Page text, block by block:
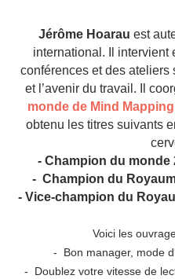
Jérôme Hoarau est
international. Il intervient
conférences et des ateliers
et l’avenir du travail. Il
monde de Mind
obtenu les titres suivants
- Champion du monde
- Champion du
- Vice-champion du
Voici les
- Bon manager, mode
- Doublez votre vitesse de